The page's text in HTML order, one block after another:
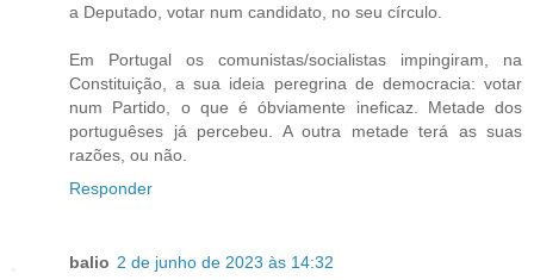
a Deputado, votar num candidato, no seu círculo.
Em Portugal os comunistas/socialistas impingiram, na
Constituição, a sua ideia peregrina de democracia: votar
num Partido, o que é óbviamente ineficaz. Metade dos
portuguêses já percebeu. A outra metade terá as suas
razões, ou não.
Responder
balio 2 de junho de 2023 às 14:32